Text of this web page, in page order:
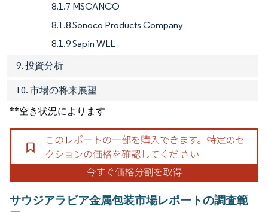
8.1.7 MSCANCO
8.1.8 Sonoco Products Company
8.1.9 Sapin WLL
9. 投資分析
10. 市場の将来展望
**空き状況によります
サウジアラビア金属包装市場レポートの調査範